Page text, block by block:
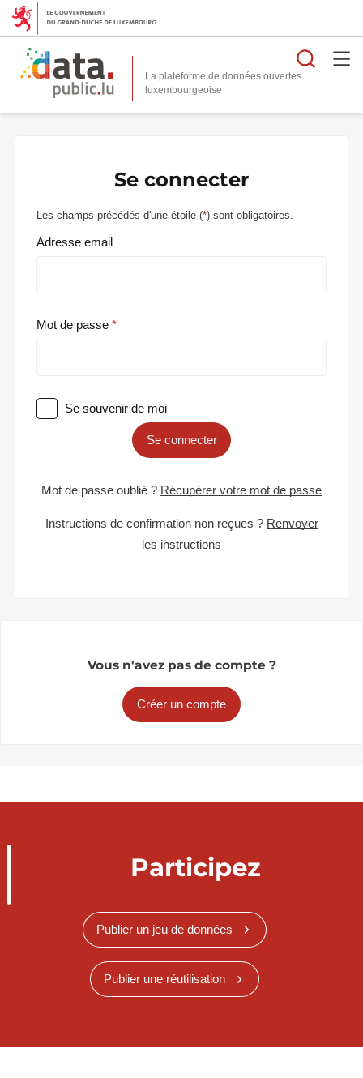
La plateforme de données ouvertes
Se connecter
Les champs précédés d'une étoile (*) sont obligatoires.
Adresse email
Mot de passe
Se souvenir de moi
Se connecter
Mot de passe oublié ? Récupérer votre mot de passe
Instructions de confirmation non reçues ? Renvoyer
les instructions
Vous n'avez pas de compte ?
Créer un compte
Participez
Publier un jeu de données
Publier une réutilisation